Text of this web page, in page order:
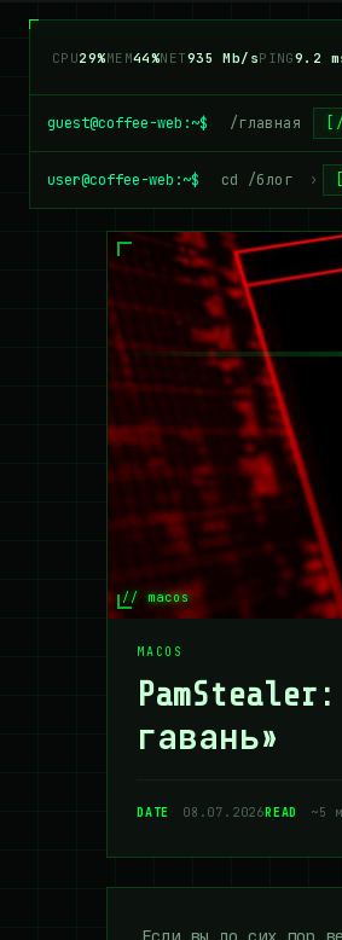
CPU25%MEM43%NET952 Mb/sPING9.2
guest@coffee-web:~$ /главная
user@coffee-web:~$ cd /блог ›
// macos
MACOS
гавань»
DATE 08.07.2026READ ~5